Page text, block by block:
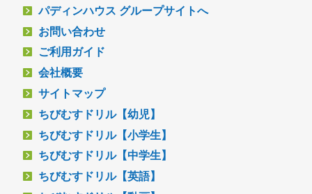
パディンハウス グループサイトへ
お問い合わせ
ご利用ガイド
会社概要
サイトマップ
ちびむすドリル【幼児】
ちびむすドリル【小学生】
ちびむすドリル【中学生】
ちびむすドリル【英語】